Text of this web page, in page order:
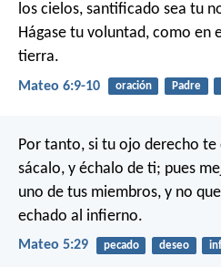
los cielos, santificado sea tu
Hágase tu voluntad, como en
tierra.
Mateo 6:9-10 oración Padre
Por tanto, si tu ojo derecho te
sácalo, y échalo de ti; pues
uno de tus miembros, y no
echado al infierno.
Mateo 5:29 pecado deseo